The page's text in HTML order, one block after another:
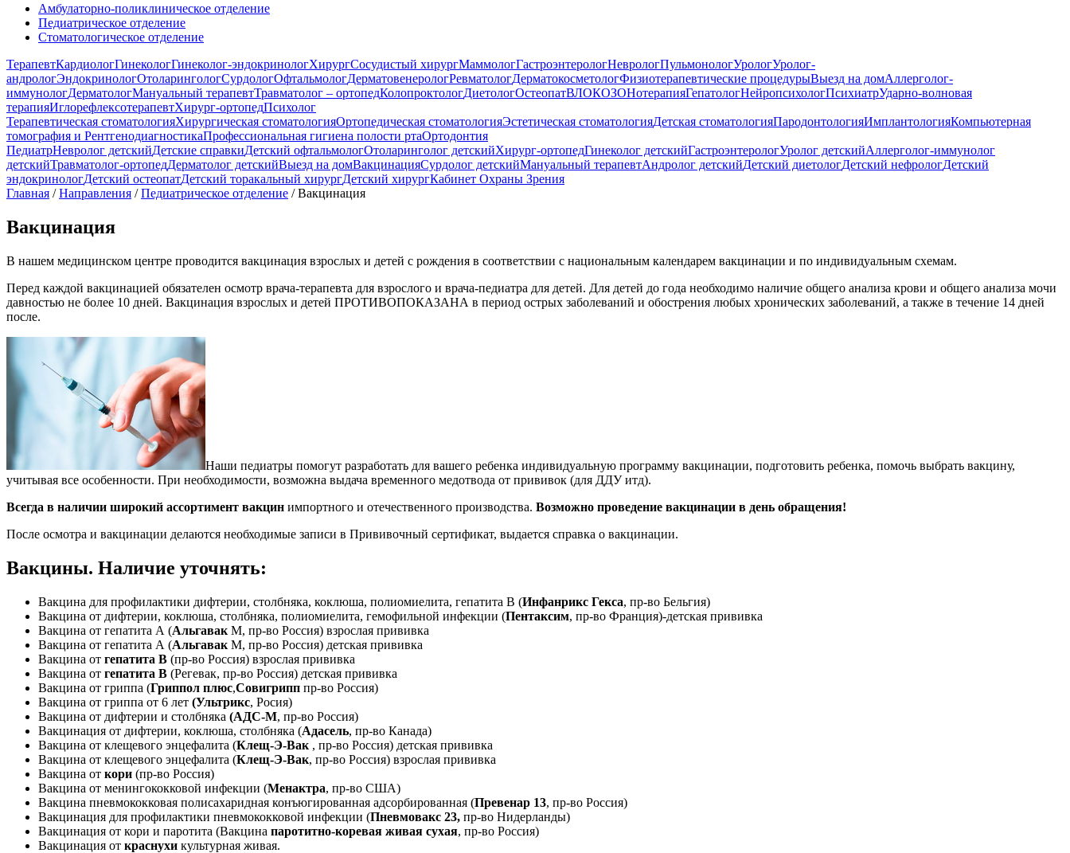
Амбулаторно-поликлиническое отделение
Педиатрическое отделение
Стоматологическое отделение
ТерапевтКардиологГинекологГинеколог-эндокринологХирургСосудистый хирургМаммологГастроэнтерологНеврологПульмонологУрологУролог-
андрологЭндокринологОтоларингологСурдологОфтальмологДерматовенерологРевматологДерматокосметологФизиотерапевтические процедурыВыезд на домАллерголог-
иммунологДерматологМануальный терапевтТравматолог – ортопедКолопроктологДиетологОстеопатВЛОКОЗОНотерапияГепатологНейропсихологПсихиатрУдарно-волновая
терапияИглорефлексотерапевтХирург-ортопедПсихолог
Терапевтическая стоматологияХирургическая стоматологияОртопедическая стоматологияЭстетическая стоматологияДетская стоматологияПародонтологияИмплантологияКомпьютерная
томография и РентгенодиагностикаПрофессиональная гигиена полости ртаОртодонтия
ПедиатрНевролог детскийДетские справкиДетский офтальмологОтоларинголог детскийХирург-ортопедГинеколог детскийГастроэнтерологУролог детскийАллерголог-иммунолог
детскийТравматолог-ортопедДерматолог детскийВыезд на домВакцинацияСурдолог детскийМануальный терапевтАндролог детскийДетский диетологДетский нефрологДетский
эндокринологДетский остеопатДетский торакальный хирургДетский хирургКабинет Охраны Зрения
Главная /Направления /Педиатрическое отделение /Вакцинация
Вакцинация
В нашем медицинском центре проводится вакцинация взрослых и детей с рождения в соответствии с национальным календарем вакцинации и по индивидуальным схемам.
Перед каждой вакцинацией обязателен осмотр врача-терапевта для взрослого и врача-педиатра для детей. Для детей до года необходимо наличие общего анализа крови и общего анализа мочи
давностью не более 10 дней. Вакцинация взрослых и детей ПРОТИВОПОКАЗАНА в период острых заболеваний и обострения любых хронических заболеваний, а также в течение 14 дней
после.
Наши педиатры помогут разработать для вашего ребенка индивидуальную программу вакцинации, подготовить ребенка, помочь выбрать вакцину,
учитывая все особенности. При необходимости, возможна выдача временного медотвода от прививок (для ДДУ итд).
Всегда в наличии широкий ассортимент вакцин импортного и отечественного производства. Возможно проведение вакцинации в день обращения!
После осмотра и вакцинации делаются необходимые записи в Прививочный сертификат, выдается справка о вакцинации.
Вакцины. Наличие уточнять:
Вакцина для профилактики дифтерии, столбняка, коклюша, полиомиелита, гепатита В (Инфанрикс Гекса, пр-во Бельгия)
Вакцина от дифтерии, коклюша, столбняка, полиомиелита, гемофильной инфекции (Пентаксим, пр-во Франция)-детская прививка
Вакцина от гепатита А (Альгавак М, пр-во Россия) взрослая прививка
Вакцина от гепатита А (Альгавак М, пр-во Россия) детская прививка
Вакцина от гепатита В (пр-во Россия) взрослая прививка
Вакцина от гепатита В (Регевак, пр-во Россия) детская прививка
Вакцина от гриппа (Гриппол плюс,Совигрипп пр-во Россия)
Вакцина от гриппа от 6 лет (Ультрикс, Росия)
Вакцина от дифтерии и столбняка (АДС-М, пр-во Россия)
Вакцинация от дифтерии, коклюша, столбняка (Адасель, пр-во Канада)
Вакцина от клещевого энцефалита (Клещ-Э-Вак , пр-во Россия) детская прививка
Вакцина от клещевого энцефалита (Клещ-Э-Вак, пр-во Россия) взрослая прививка
Вакцина от кори (пр-во Россия)
Вакцина от менингококковой инфекции (Менактра, пр-во США)
Вакцина пневмококковая полисахаридная конъюгированная адсорбированная (Превенар 13, пр-во Россия)
Вакцинация для профилактики пневмококковой инфекции (Пневмовакс 23, пр-во Нидерланды)
Вакцинация от кори и паротита (Вакцина паротитно-коревая живая сухая, пр-во Россия)
Вакцинация от краснухи культурная живая.